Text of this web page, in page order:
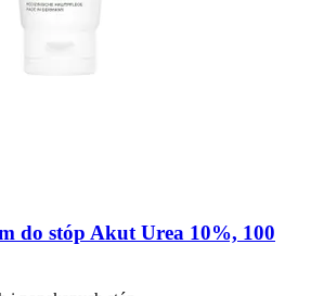
do stóp Akut Urea 10%, 100